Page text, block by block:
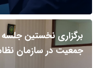
برگزاری نخستین جلسه
جمعیت در سازمان